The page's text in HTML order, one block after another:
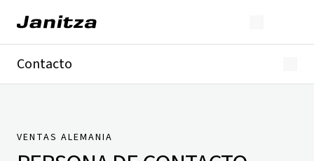
Contacto
Presse
VENTAS ALEMANIA